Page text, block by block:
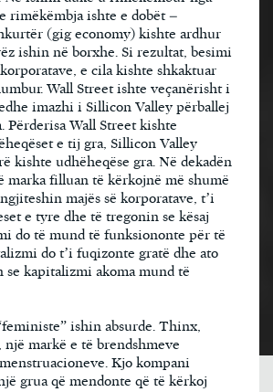
rimëkëmbja ishte e dobët –
(gig economy) kishte ardhur
ishin në borxhe. Si rezultat, besimi
e cila kishte shkaktuar
Wall Street ishte veçanërisht i
imazhi i Sillicon Valley përballej
Përderisa Wall Street kishte
e tij gra, Sillicon Valley
kishte udhëheqëse gra. Në dekadën
marka filluan të kërkojnë më shumë
majës së korporatave, t’i
e tyre dhe të tregonin se kësaj
do të mund të funksiononte për të
do t’i fuqizonte gratë dhe ato
se kapitalizmi akoma mund të
ishin absurde. Thinx,
një markë e të brendshmeve
Kjo kompani
grua që mendonte që të kërkoj